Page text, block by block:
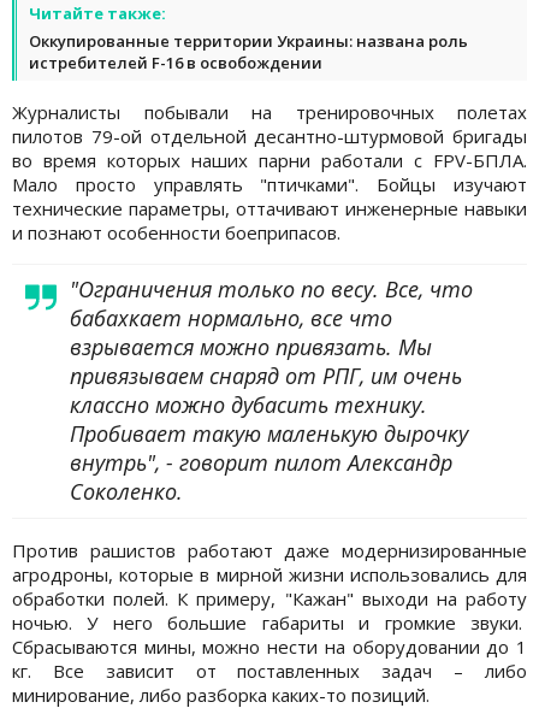
Читайте также:
Оккупированные территории Украины: названа роль
истребителей F-16 в освобождении
Журналисты побывали на тренировочных полетах
пилотов 79-ой отдельной десантно-штурмовой бригады
во время которых наших парни работали с FPV-БПЛА.
Мало просто управлять "птичками". Бойцы изучают
технические параметры, оттачивают инженерные навыки
и познают особенности боеприпасов.
"Ограничения только по весу. Все, что
бабахкает нормально, все что
взрывается можно привязать. Мы
привязываем снаряд от РПГ, им очень
классно можно дубасить технику.
Пробивает такую маленькую дырочку
внутрь", - говорит пилот Александр
Соколенко.
Против рашистов работают даже модернизированные
агродроны, которые в мирной жизни использовались для
обработки полей. К примеру, "Кажан" выходи на работу
ночью. У него большие габариты и громкие звуки.
Сбрасываются мины, можно нести на оборудовании до 1
кг. Все зависит от поставленных задач – либо
минирование, либо разборка каких-то позиций.